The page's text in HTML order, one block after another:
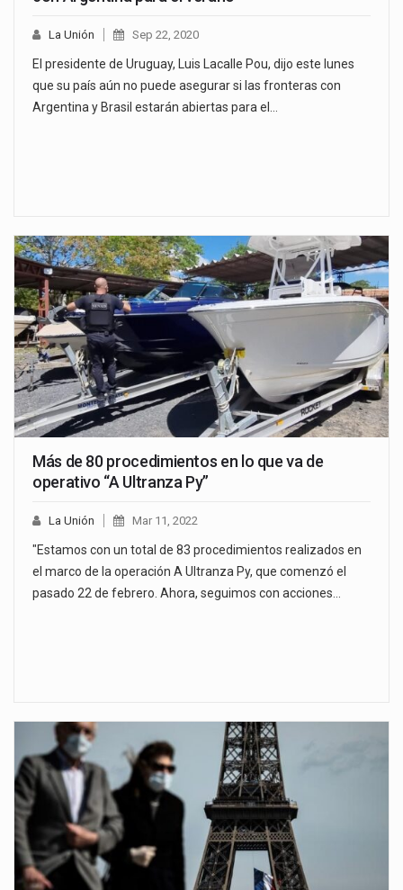
La Unión Sep 22, 2020
El presidente de Uruguay, Luis Lacalle Pou, dijo este lunes
que su país aún no puede asegurar si las fronteras con
Argentina y Brasil estarán abiertas para el…
Más de 80 procedimientos en lo que va de
operativo “A Ultranza Py”
La Unión Mar 11, 2022
"Estamos con un total de 83 procedimientos realizados en
el marco de la operación A Ultranza Py, que comenzó el
pasado 22 de febrero. Ahora, seguimos con acciones…